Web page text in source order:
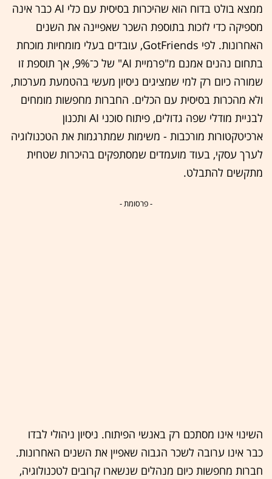
ממצא בולט בדוח הוא שהיכרות בסיסית עם כלי AI כבר אינה
מספיקה כדי לזכות בתוספת השכר שאפיינה את השנים
האחרונות. לפי GotFriends, עובדים בעלי מומחיות מוכחת
בתחום נהנים אמנם מ"פרמיית AI" של כ־9%, אך תוספת זו
שמורה כיום רק למי שמציגים ניסיון מעשי בהטמעת מערכות,
ולא מהכרות בסיסית עם הכלים. החברות מחפשות מומחים
לבניית מודלי שפה גדולים, פיתוח סוכני AI ותכנון
ארכיטקטורות מורכבות - משימות שמתרגמות את הטכנולוגיה
לערך עסקי, בעוד מועמדים שמסתפקים בהיכרות שטחית
מתקשים להתבלט.
- פרסומת -
השינוי אינו מסתכם רק באנשי הפיתוח. ניסיון ניהולי לבדו
כבר אינו ערובה לשכר הגבוה שאפיין את השנים האחרונות.
חברות מחפשות כיום מנהלים שנשארו קרובים לטכנולוגיה,